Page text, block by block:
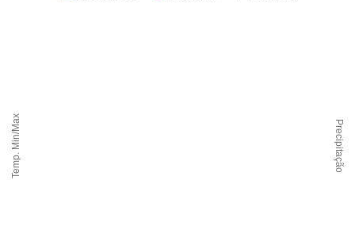
Temp. Min/Max Precipitação